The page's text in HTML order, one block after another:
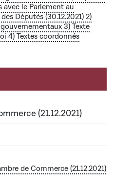
le Parlement au
Députés (30.12.2021) 2)
3) Texte
4) Textes coordonnés
(21.12.2021)
de Commerce (21.12.2021)